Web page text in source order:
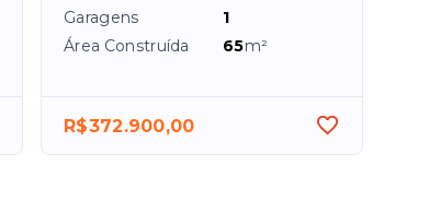
Garagens
1
Área Construída
65m²
R$372.900,00